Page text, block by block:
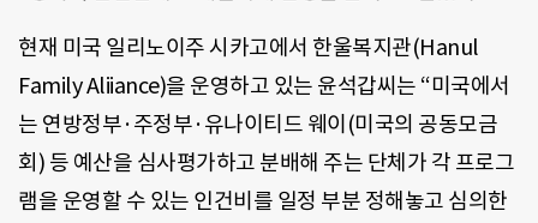
현재 미국 일리노이주 시카고에서 한울복지관(Hanul
Family Aliiance)을 운영하고 있는 윤석갑씨는 “미국에서
는 연방정부·주정부·유나이티드 웨이(미국의 공동모금
회) 등 예산을 심사평가하고 분배해 주는 단체가 각 프로그
램을 운영할 수 있는 인건비를 일정 부분 정해놓고 심의한